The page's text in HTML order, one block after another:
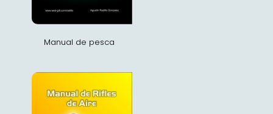
Manual de pesca